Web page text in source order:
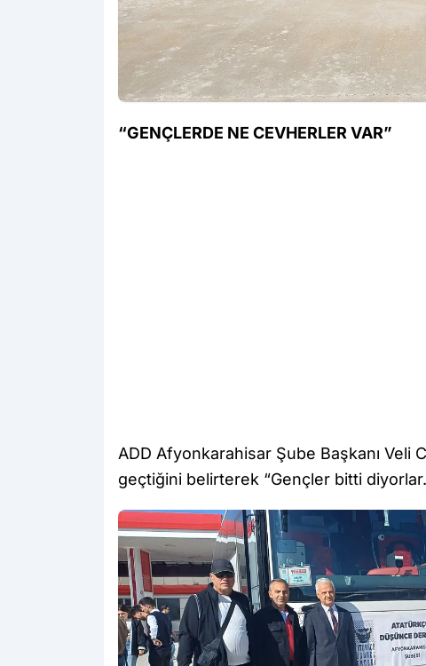
“GENÇLERDE NE CEVHERLER VAR”
ADD Afyonkarahisar Şube Başkanı
geçtiğini belirterek “Gençler bitti diyorlar.